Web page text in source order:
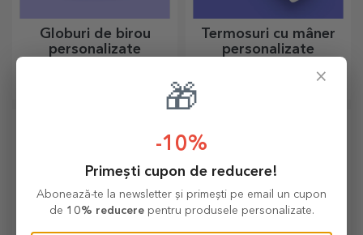
Globuri de birou
personalizate
Termosuri cu mâner
personalizate
Utile și stylish, termosurile
personalizate sunt perfecte
×
🎁
-10%
Primești cupon de reducere!
Abonează-te la newsletter și primești pe email un cupon
de 10% reducerepentru produsele personalizate.